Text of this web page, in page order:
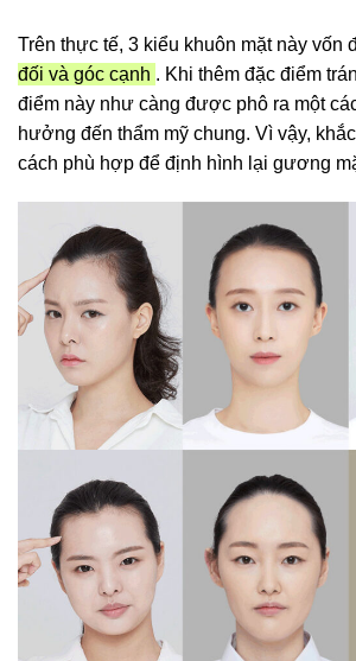
Trên thực tế, 3 kiểu khuôn mặt này vốn
đối và góc cạnh . Khi thêm đặc điểm
điểm này như càng được phô ra một
hưởng đến thẩm mỹ chung. Vì vậy,
cách phù hợp để định hình lại gương